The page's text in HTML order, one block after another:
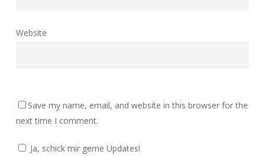
Website
Save my name, email, and website in this browser for the
next time I comment.
Ja, schick mir gerne Updates!